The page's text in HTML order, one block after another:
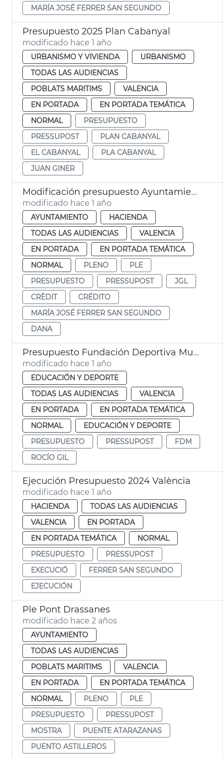
MARÍA JOSÉ FERRER SAN SEGUNDO
Presupuesto 2025 Plan Cabanyal
modificado hace 1 año
URBANISMO Y VIVIENDA
URBANISMO
TODAS LAS AUDIENCIAS
POBLATS MARITIMS
VALENCIA
EN PORTADA
EN PORTADA TEMÁTICA
NORMAL
PRESUPUESTO
PRESSUPOST
PLAN CABANYAL
EL CABANYAL
PLA CABANYAL
JUAN GINER
Modificación presupuesto Ayuntamiento València DANA
modificado hace 1 año
AYUNTAMIENTO
HACIENDA
TODAS LAS AUDIENCIAS
VALENCIA
EN PORTADA
EN PORTADA TEMÁTICA
NORMAL
PLENO
PLE
PRESUPUESTO
PRESSUPOST
JGL
CRÈDIT
CRÉDITO
MARÍA JOSÉ FERRER SAN SEGUNDO
DANA
Presupuesto Fundación Deportiva Municipal València
modificado hace 1 año
EDUCACIÓN Y DEPORTE
TODAS LAS AUDIENCIAS
VALENCIA
EN PORTADA
EN PORTADA TEMÁTICA
NORMAL
EDUCACIÓN Y DEPORTE
PRESUPUESTO
PRESSUPOST
FDM
ROCÍO GIL
Ejecución Presupuesto 2024 València
modificado hace 1 año
HACIENDA
TODAS LAS AUDIENCIAS
VALENCIA
EN PORTADA
EN PORTADA TEMÁTICA
NORMAL
PRESUPUESTO
PRESSUPOST
EXECUCIÓ
FERRER SAN SEGUNDO
EJECUCIÓN
Ple Pont Drassanes
modificado hace 2 años
AYUNTAMIENTO
TODAS LAS AUDIENCIAS
POBLATS MARITIMS
VALENCIA
EN PORTADA
EN PORTADA TEMÁTICA
NORMAL
PLENO
PLE
PRESUPUESTO
PRESSUPOST
MOSTRA
PUENTE ATARAZANAS
PUENTO ASTILLEROS